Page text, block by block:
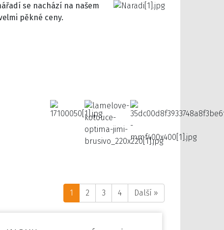
se nachází na našem
pěkné ceny.
1 2 3 4 Další »